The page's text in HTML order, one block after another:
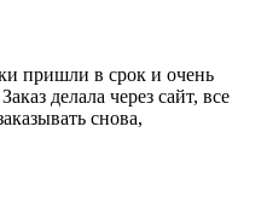
пришли в срок и очень
делала через сайт, все
снова,